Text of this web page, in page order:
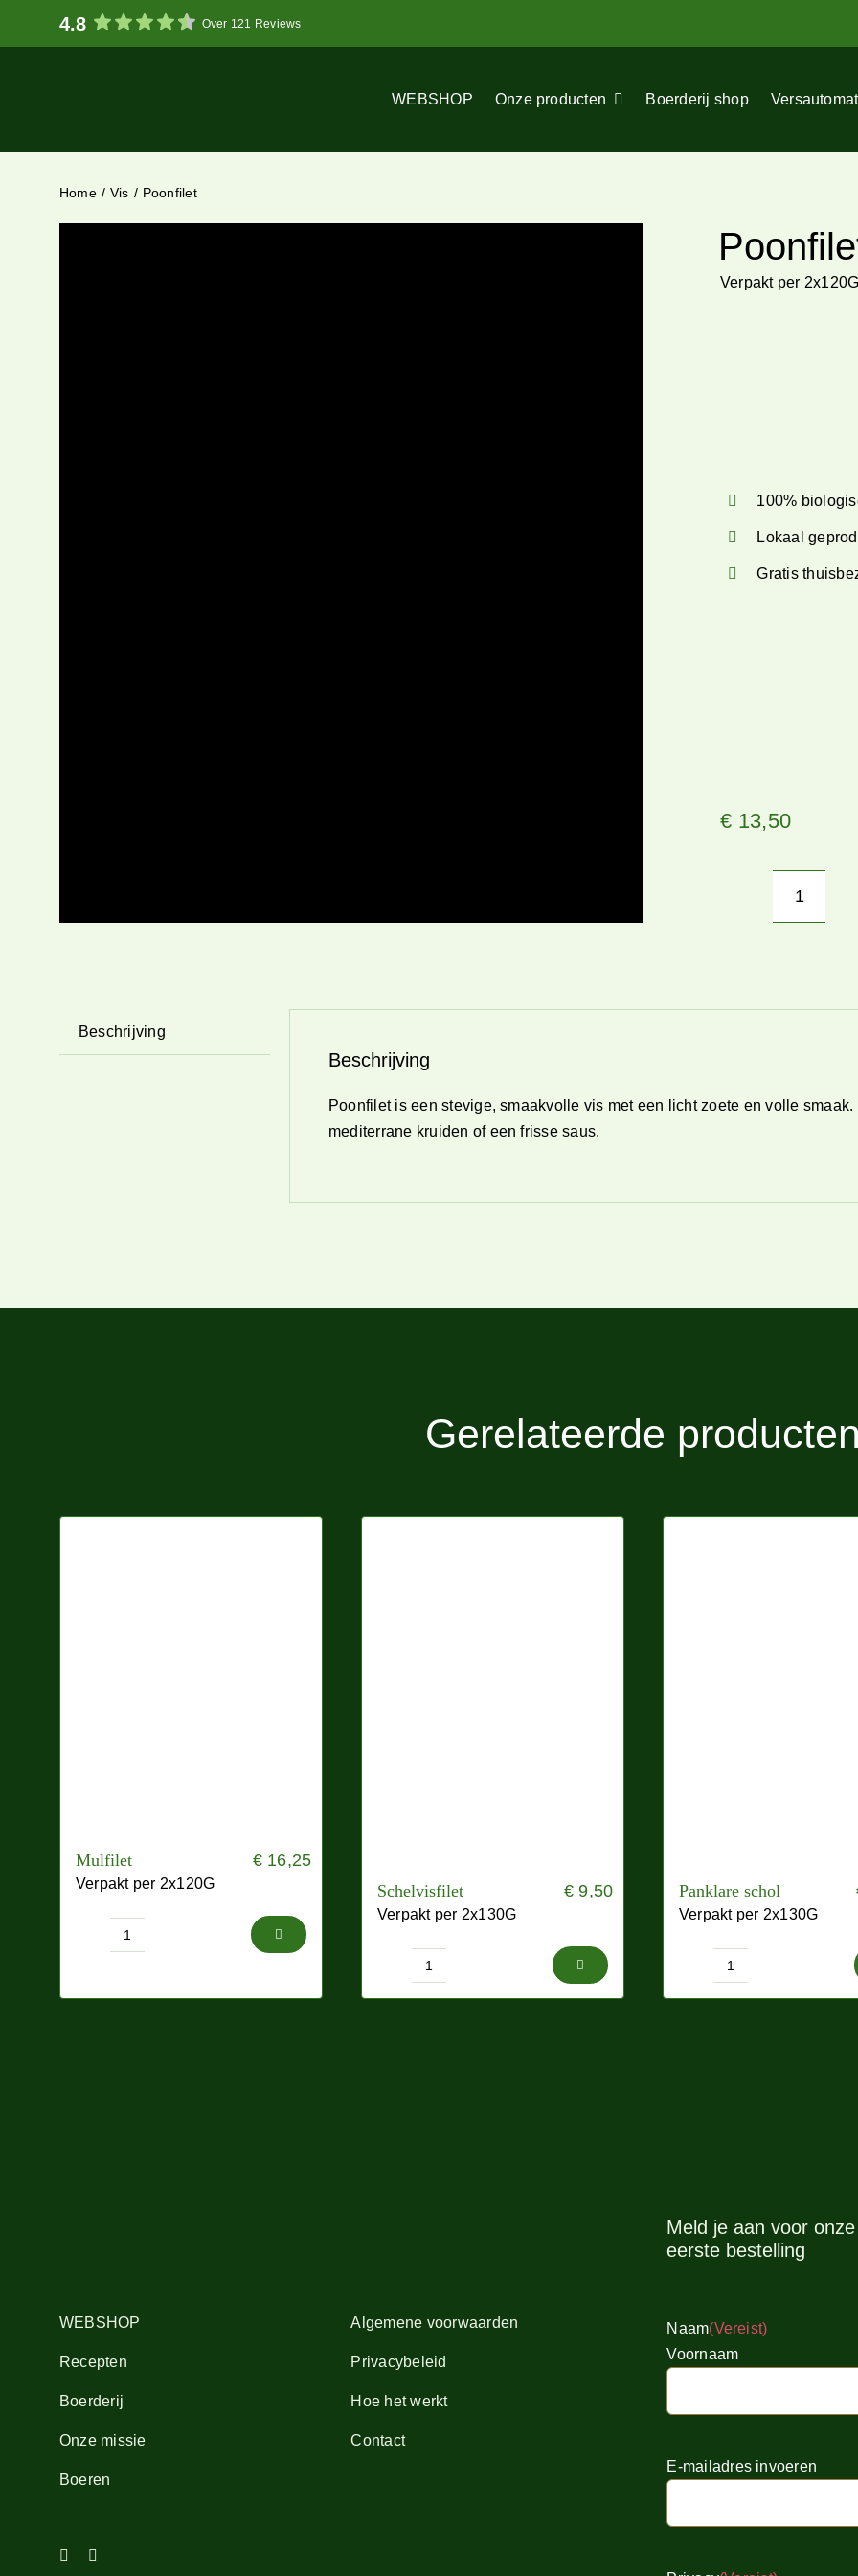
4.8 Over 121 Reviews
WEBSHOP Onze producten Boerderij shop
Home Vis Poonfilet
Verpakt per
100%
Lokaal
Gratis
€ 13,50
Beschrijving
Beschrijving
Poonfilet is een stevige, smaakvolle vis met een licht zoete en volle
mediterrane kruiden of een frisse saus.
Gerelateerde
Mulfilet €16,25
Verpakt per 2x120G
Mulfilet
Schelvisfilet € 9,50
Verpakt per 2x130G
Schelvisfilet
aantal
Panklare schol
Verpakt per 2x130G
Panklare
schol
WEBSHOP
Recepten
Boerderij
Onze missie
Boeren
Algemene voorwaarden
Privacybeleid
Hoe het werkt
Contact
Meld je aan voor
eerste bestelling
Naam(Vereist)
Voornaam
E-
E-mailadres invoeren